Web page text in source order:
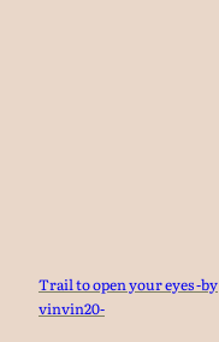
Trail to open your eyes -by
vinvin20-